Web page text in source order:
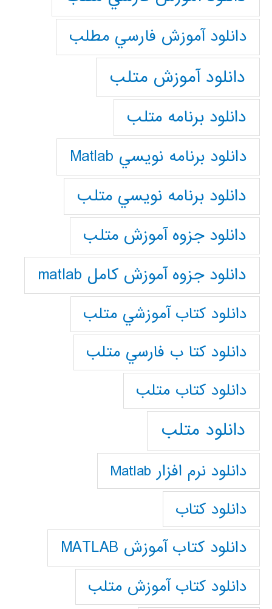
دانلود آموزش فارسي مطلب
دانلود آموزش متلب
دانلود برنامه متلب
دانلود برنامه نويسي Matlab
دانلود برنامه نويسي متلب
دانلود جزوه آموزش متلب
دانلود جزوه آموزش کامل matlab
دانلود كتاب آموزشي متلب
دانلود كتا ب فارسي متلب
دانلود كتاب متلب
دانلود متلب
دانلود نرم افزار Matlab
دانلود کتاب
دانلود کتاب آموزش MATLAB
دانلود کتاب آموزش متلب